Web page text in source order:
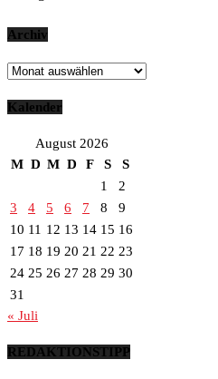
Archiv
Archiv
Kalender
August 2026
M D M D F S
S
1
2
3
4 5 6 7 8
9
10 11 12 13 14 15 16
17 18 19 20 21 22 23
24 25 26 27 28 29 30
31
« Juli
REDAKTIONSTIPP